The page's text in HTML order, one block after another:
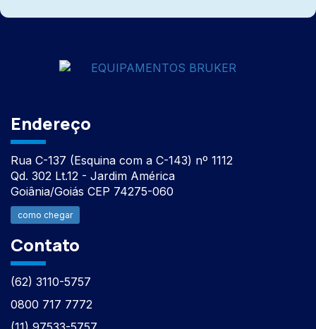
Endereço
Rua C-137 (Esquina com a C-143) nº 1112
Qd. 302 Lt.12 - Jardim América
Goiânia/Goiás CEP 74275-060
como chegar
Contato
(62) 3110-5757
0800 717 7772